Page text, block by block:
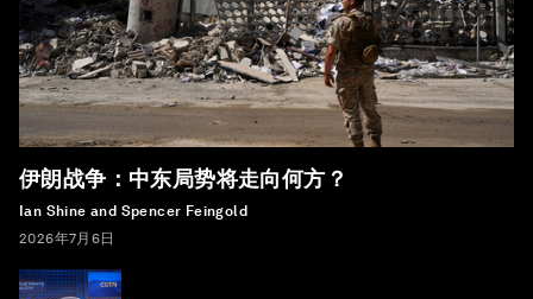
伊朗战争：中东局势将走向何方？
Ian Shine and Spencer Feingold
2026年7月6日